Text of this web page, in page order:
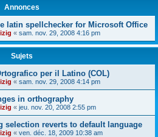
Annonces
latin spellchecker for Microsoft Office
« sam. nov. 29, 2008 4:16 pm
Sujets
per il Latino (COL)
« sam. nov. 29, 2008 4:14 pm
in orthography
« jeu. nov. 20, 2008 2:55 pm
selection reverts to default language
« ven. déc. 18, 2009 10:38 am